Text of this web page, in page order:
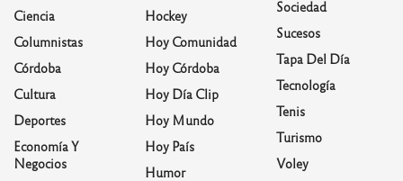
Ciencia
Columnistas
Córdoba
Cultura
Deportes
Economía Y
Negocios
Hockey
Hoy Comunidad
Hoy Córdoba
Hoy Día Clip
Hoy Mundo
Hoy País
Humor
Sociedad
Sucesos
Tapa Del Día
Tecnología
Tenis
Turismo
Voley